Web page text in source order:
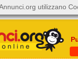
utilizzano